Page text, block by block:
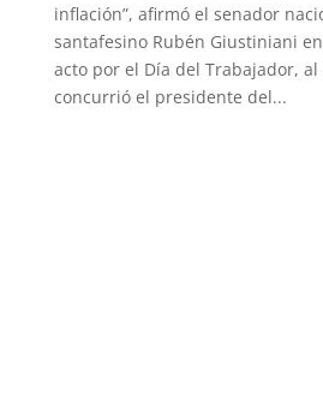
inflación”, afirmó el senador
santafesino Rubén Giustiniani
acto por el Día del Trabajador,
concurrió el presidente del...